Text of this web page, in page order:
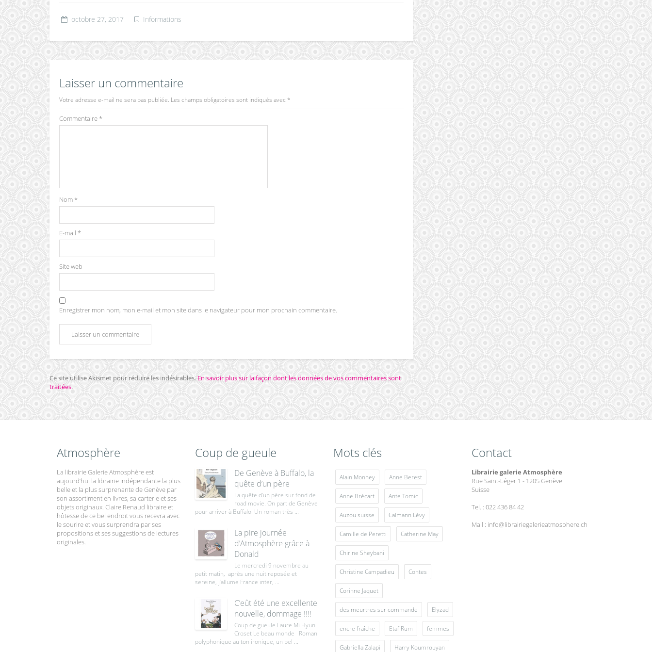
octobre 27, 2017 Informations
Laisser un commentaire
Votre adresse e-mail ne sera pas publiée. Les champs obligatoires sont indiqués avec *
Commentaire*
Nom*
E-mail *
Site web
Enregistrer mon nom, mon e-mail et mon site dans le navigateur pour mon prochain commentaire.
Ce site utilise Akismet pour réduire les indésirables.En savoir plus sur la façon dont les données de vos commentaires sont
traitées.
Atmosphère
La librairie Galerie Atmosphère est
aujourd’hui la librairie indépendante la plus
belle et la plus surprenante de Genève par
son assortiment en livres, sa carterie et ses
objets originaux. Claire Renaud libraire et
hôtesse de ce bel endroit vous recevra avec
le sourire et vous surprendra par ses
propositions et ses suggestions de lectures
originales.
Coup de gueule
De Genève à Buffalo, la
quête d’un père
La quête d’un père sur fond de
road movie. On part de Genève
pour arriver à Buffalo. Un roman très ...
La pire journée
d’Atmosphère grâce à
Donald
Le mercredi 9 novembre au
petit matin, après une nuit reposée et
sereine, j’allume France inter, ...
C’eût été une excellente
nouvelle, dommage !!!!
Coup de gueule Laure Mi Hyun
Croset Le beau monde Roman
polyphonique au ton ironique, un bel ...
Mots clés
Alain Monney Anne Berest
Anne Brécart Ante Tomic
Auzou suisse Calmann Lévy
Camille de Peretti Catherine May
Chirine Sheybani
Christine Campadieu Contes
Corinne Jaquet
des meurtres sur commande Elyzad
encre fraîche Etaf Rum femmes
Gabriella Zalapì Harry Koumrouyan
Contact
Librairie galerie Atmosphère
Rue Saint-Léger 1 - 1205 Genève
Suisse
Tel. : 022 436 84 42
Mail : info@librairiegalerieatmosphere.ch